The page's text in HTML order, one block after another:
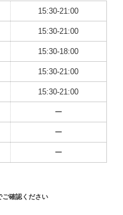
15:30-21:00
15:30-21:00
15:30-18:00
15:30-21:00
15:30-21:00
ー
ー
ー
ご確認ください